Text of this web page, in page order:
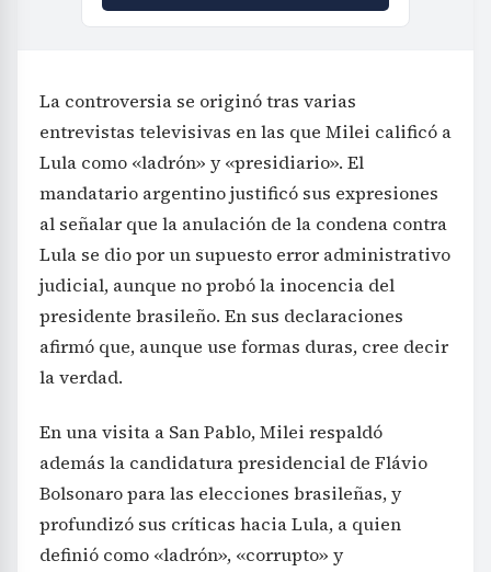
La controversia se originó tras varias
entrevistas televisivas en las que Milei calificó a
Lula como «ladrón» y «presidiario». El
mandatario argentino justificó sus expresiones
al señalar que la anulación de la condena contra
Lula se dio por un supuesto error administrativo
judicial, aunque no probó la inocencia del
presidente brasileño. En sus declaraciones
afirmó que, aunque use formas duras, cree decir
la verdad.
En una visita a San Pablo, Milei respaldó
además la candidatura presidencial de Flávio
Bolsonaro para las elecciones brasileñas, y
profundizó sus críticas hacia Lula, a quien
definió como «ladrón», «corrupto» y